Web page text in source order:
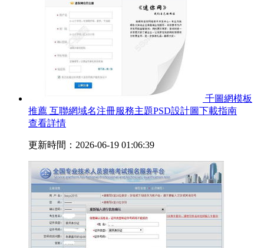
千圖網模板
推薦 互聯網域名注冊服務主題PSD設計圖下載指南
查看詳情
更新時間：2026-06-19 01:06:39